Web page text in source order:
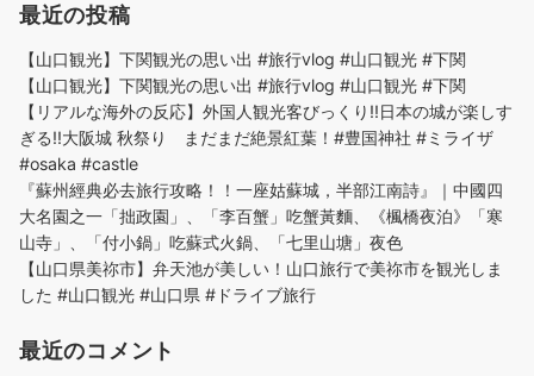
最近の投稿
【山口観光】下関観光の思い出 #旅行vlog #山口観光 #下関
【山口観光】下関観光の思い出 #旅行vlog #山口観光 #下関
【リアルな海外の反応】外国人観光客びっくり!!日本の城が楽しす
ぎる!!大阪城 秋祭り まだまだ絶景紅葉！#豊国神社 #ミライザ
#osaka #castle
『蘇州經典必去旅行攻略！！一座姑蘇城，半部江南詩』｜中國四
大名園之一「拙政園」、「李百蟹」吃蟹黃麵、《楓橋夜泊》「寒
山寺」、「付小鍋」吃蘇式火鍋、「七里山塘」夜色
【山口県美祢市】弁天池が美しい！山口旅行で美祢市を観光しま
した #山口観光 #山口県 #ドライブ旅行
最近のコメント